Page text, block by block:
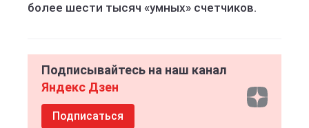
более шести тысяч «умных» счетчиков.
Подписывайтесь на наш канал
Яндекс Дзен
Подписаться